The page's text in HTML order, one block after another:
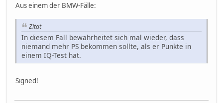
Aus einem der BMW-Fälle:
Zitat
In diesem Fall bewahrheitet sich mal wieder, dass
niemand mehr PS bekommen sollte, als er Punkte in
einem IQ-Test hat.
Signed!